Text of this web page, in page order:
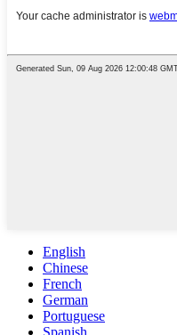
English
Chinese
French
German
Portuguese
Spanish